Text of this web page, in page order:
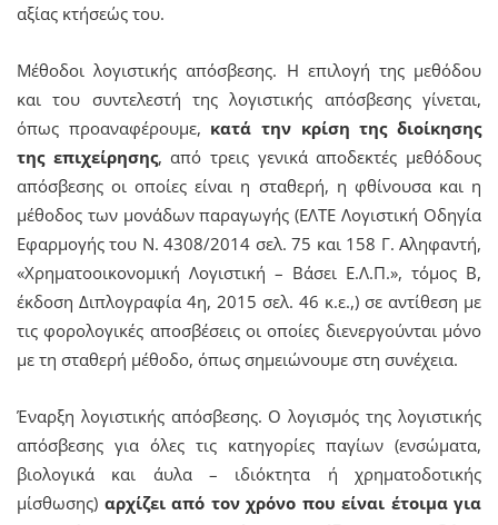
αξίας κτήσεώς του.
Μέθοδοι λογιστικής απόσβεσης. Η επιλογή της μεθόδου
και του συντελεστή της λογιστικής απόσβεσης γίνεται,
όπως προαναφέρουμε, κατά την κρίση της διοίκησης
της επιχείρησης, από τρεις γενικά αποδεκτές μεθόδους
απόσβεσης οι οποίες είναι η σταθερή, η φθίνουσα και η
μέθοδος των μονάδων παραγωγής (ΕΛΤΕ Λογιστική Οδηγία
Εφαρμογής του Ν. 4308/2014 σελ. 75 και 158 Γ. Αληφαντή,
«Χρηματοοικονομική Λογιστική – Βάσει Ε.Λ.Π.», τόμος Β,
έκδοση Διπλογραφία 4η, 2015 σελ. 46 κ.ε.,) σε αντίθεση με
τις φορολογικές αποσβέσεις οι οποίες διενεργούνται μόνο
με τη σταθερή μέθοδο, όπως σημειώνουμε στη συνέχεια.
Έναρξη λογιστικής απόσβεσης. Ο λογισμός της λογιστικής
απόσβεσης για όλες τις κατηγορίες παγίων (ενσώματα,
βιολογικά και άυλα – ιδιόκτητα ή χρηματοδοτικής
μίσθωσης) αρχίζει από τον χρόνο που είναι έτοιμα για